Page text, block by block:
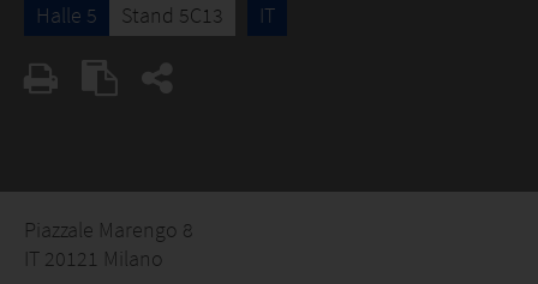
Halle 5 Stand 5C13 IT
Piazzale Marengo 8
IT 20121 Milano